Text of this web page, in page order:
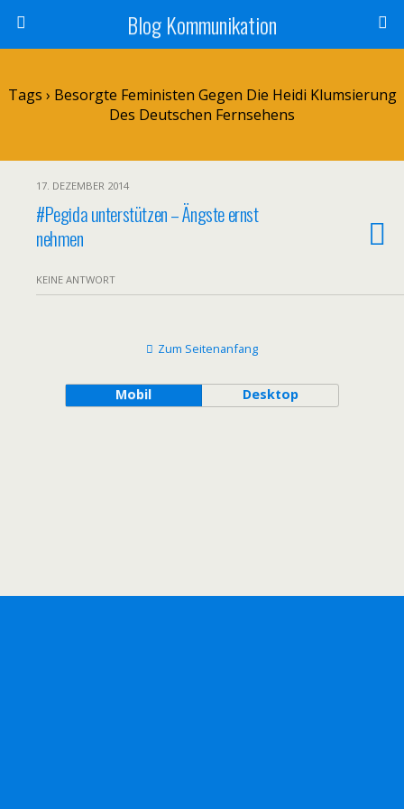
Blog Kommunikation
Tags › Besorgte Feministen Gegen Die Heidi Klumsierung
Des Deutschen Fernsehens
17. DEZEMBER 2014
#Pegida unterstützen – Ängste ernst
nehmen
KEINE ANTWORT
Zum Seitenanfang
Mobil Desktop